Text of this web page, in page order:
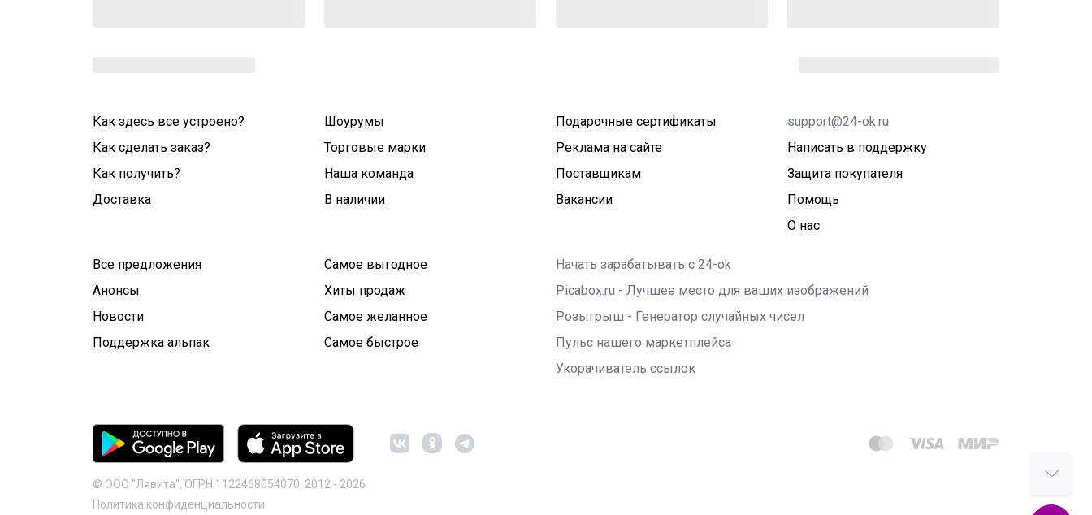
Как здесь все устроено?
Как сделать заказ?
Как получить?
Доставка
Шоурумы
Торговые марки
Наша команда
В наличии
Подарочные сертификаты
Реклама на сайте
Поставщикам
Вакансии
support@24-ok.ru
Написать в поддержку
Защита покупателя
Помощь
О нас
Все предложения
Анонсы
Новости
Поддержка альпак
Самое выгодное
Хиты продаж
Самое желанное
Самое быстрое
Начать зарабатывать с 24-ok
Picabox.ru - Лучшее место для ваших изображений
Розыгрыш - Генератор случайных чисел
Пульс нашего маркетплейса
Укорачиватель ссылок
© ООО "Лявита", ОГРН 1122468054070, 2012 - 2026
Политика конфиденциальности